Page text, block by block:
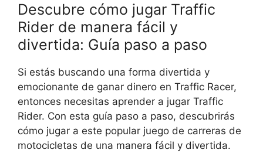
Descubre cómo jugar Traffic
Rider de manera fácil y
divertida: Guía paso a paso
Si estás buscando una forma divertida y
emocionante de ganar dinero en Traffic Racer,
entonces necesitas aprender a jugar Traffic
Rider. Con esta guía paso a paso, descubrirás
cómo jugar a este popular juego de carreras de
motocicletas de una manera fácil y divertida.